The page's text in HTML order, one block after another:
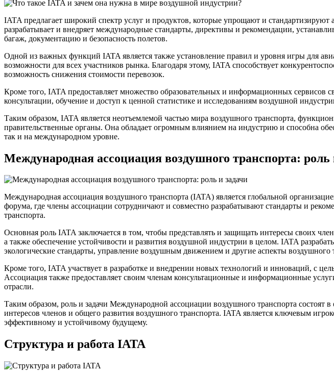
IATA предлагает широкий спектр услуг и продуктов, которые упрощают и
разрабатывает и внедряет международные стандарты, директивы и рекомендации,
багаж, документацию и безопасность полетов.
Одной из важных функций IATA является также установление правил и уровня игры для
возможности для всех участников рынка. Благодаря этому, IATA способствует
возможность снижения стоимости перевозок.
Кроме того, IATA предоставляет множество образовательных и информационных
консультации, обучение и доступ к ценной статистике и исследованиям воздушной
Таким образом, IATA является неотъемлемой частью мира воздушного транспорта,
правительственные органы. Она обладает огромным влиянием на индустрию и способна
так и на международном уровне.
Международная ассоциация воздушного транспорта: роль
Международная ассоциация воздушного транспорта (IATA) является глобальной
форума, где члены ассоциации сотрудничают и совместно разрабатывают стандарты и
транспорта.
Основная роль IATA заключается в том, чтобы представлять и защищать интересы своих
а также обеспечение устойчивости и развития воздушной индустрии в целом. IATA
экологические стандарты, управление воздушным движением и другие аспекты воздушного
Кроме того, IATA участвует в разработке и внедрении новых технологий и инноваций, с
Ассоциация также предоставляет своим членам консультационные и информационные
отрасли.
Таким образом, роль и задачи Международной ассоциации воздушного транспорта состоят
интересов членов и общего развития воздушного транспорта. IATA является ключевым
эффективному и устойчивому будущему.
Структура и работа IATA